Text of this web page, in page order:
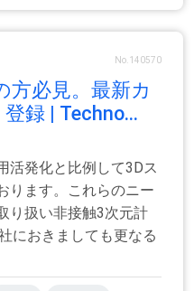
No.140570
方必見。最新カ
録 | Techno...
活発化と比例して3Dス
ります。これらのニー
り扱い非接触3次元計
におきましても更なる